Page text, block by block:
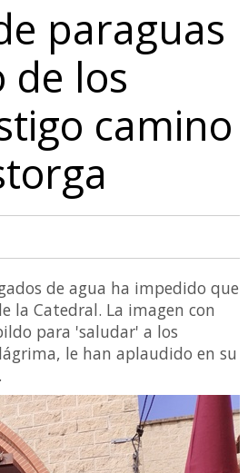
paraguas
de los
camino
de agua ha impedido que
la Catedral. La imagen con
para 'saludar' a los
le han aplaudido en su